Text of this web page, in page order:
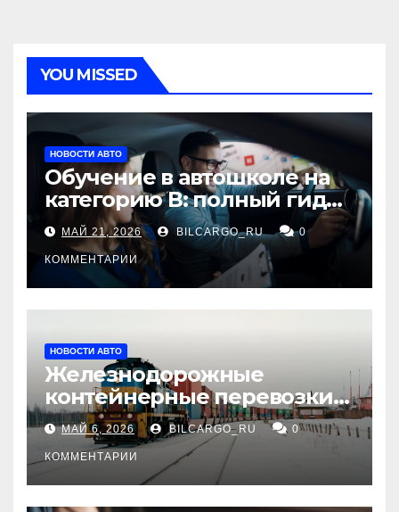
YOU MISSED
НОВОСТИ АВТО
Обучение в автошколе на
категорию В: полный гид
для будущих водителей
МАЙ 21, 2026 BILCARGO_RU 0
КОММЕНТАРИИ
НОВОСТИ АВТО
Железнодорожные
контейнерные перевозки
из Китая в Россию:
маршруты, сроки и
требования
МАЙ 6, 2026 BILCARGO_RU 0
КОММЕНТАРИИ